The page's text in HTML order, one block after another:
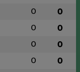
0 0
0 0
0 0
0 0